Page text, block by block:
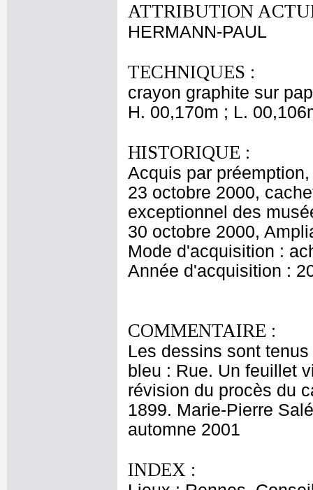
ATTRIBUTION
HERMANN-PAUL
TECHNIQUES :
crayon graphite sur
H. 00,170m ; L.
HISTORIQUE :
Acquis par
23 octobre 2000,
exceptionnel des
30 octobre 2000,
Mode d'acquisition :
Année d'acquisition :
COMMENTAIRE :
Les dessins sont
bleu : Rue. Un feuillet
révision du procès du
1899. Marie-Pierre
automne 2001
INDEX :